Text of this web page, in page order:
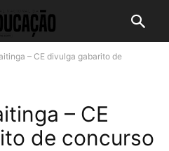
– CE divulga gabarito de
– CE
de concurso